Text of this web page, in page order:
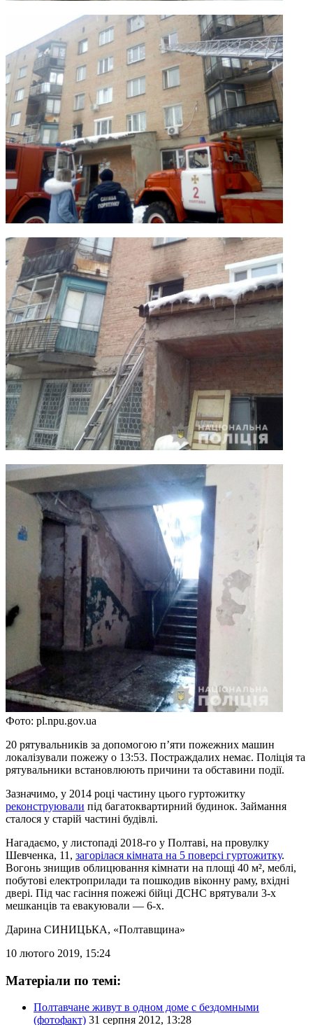
Фото: pl.npu.gov.ua
20 рятувальників за допомогою п’яти пожежних машин
локалізували пожежу о 13:53. Постраждалих немає. Поліція та
рятувальники встановлюють причини та обставини події.
Зазначимо, у 2014 році частину цього гуртожитку
реконструювали під багатоквартирний будинок. Займання
сталося у старій частині будівлі.
Нагадаємо, у листопаді 2018-го у Полтаві, на провулку
Шевченка, 11, загорілася кімната на 5 поверсі гуртожитку.
Вогонь знищив облицювання кімнати на площі 40 м², меблі,
побутові електроприлади та пошкодив віконну раму, вхідні
двері. Під час гасіння пожежі бійці ДСНС врятували 3-х
мешканців та евакуювали — 6-х.
Дарина СИНИЦЬКА, «Полтавщина»
10 лютого 2019, 15:24
Матеріали по темі:
Полтавчане живут в одном доме с бездомными
(фотофакт) 31 серпня 2012, 13:28